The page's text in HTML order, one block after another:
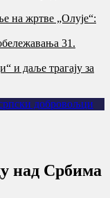
на жртве „Олује“:
31.
и даље трагају за
добровољци
над Србима